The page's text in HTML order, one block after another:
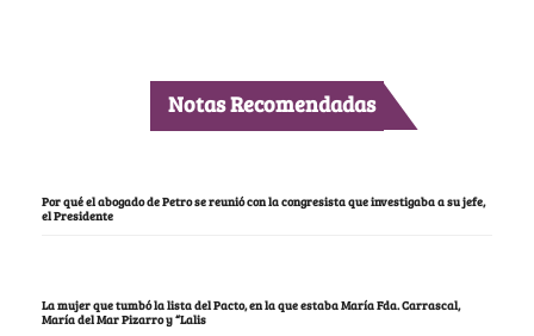
Notas Recomendadas
Por qué el abogado de Petro se reunió con la congresista que investigaba a su jefe,
el Presidente
La mujer que tumbó la lista del Pacto, en la que estaba María Fda. Carrascal,
María del Mar Pizarro y “Lalis